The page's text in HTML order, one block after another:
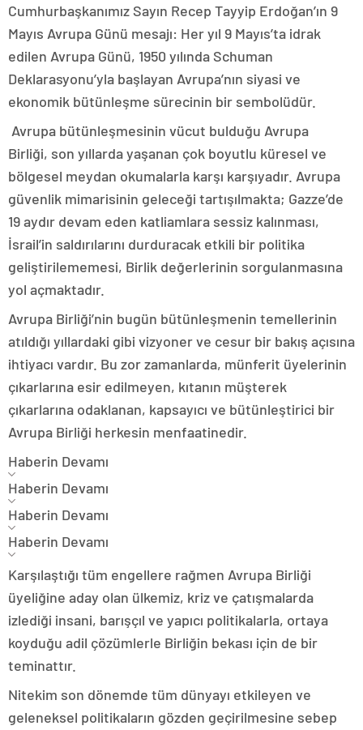
Cumhurbaşkanımız Sayın Recep Tayyip Erdoğan’ın 9
Mayıs Avrupa Günü mesajı: Her yıl 9 Mayıs’ta idrak
edilen Avrupa Günü, 1950 yılında Schuman
Deklarasyonu’yla başlayan Avrupa’nın siyasi ve
ekonomik bütünleşme sürecinin bir sembolüdür.
Avrupa bütünleşmesinin vücut bulduğu Avrupa
Birliği, son yıllarda yaşanan çok boyutlu küresel ve
bölgesel meydan okumalarla karşı karşıyadır. Avrupa
güvenlik mimarisinin geleceği tartışılmakta; Gazze’de
19 aydır devam eden katliamlara sessiz kalınması,
İsrail’in saldırılarını durduracak etkili bir politika
geliştirilememesi, Birlik değerlerinin sorgulanmasına
yol açmaktadır.
Avrupa Birliği’nin bugün bütünleşmenin temellerinin
atıldığı yıllardaki gibi vizyoner ve cesur bir bakış açısına
ihtiyacı vardır. Bu zor zamanlarda, münferit üyelerinin
çıkarlarına esir edilmeyen, kıtanın müşterek
çıkarlarına odaklanan, kapsayıcı ve bütünleştirici bir
Avrupa Birliği herkesin menfaatinedir.
Haberin Devamı
Haberin Devamı
Haberin Devamı
Haberin Devamı
Karşılaştığı tüm engellere rağmen Avrupa Birliği
üyeliğine aday olan ülkemiz, kriz ve çatışmalarda
izlediği insani, barışçıl ve yapıcı politikalarla, ortaya
koyduğu adil çözümlerle Birliğin bekası için de bir
teminattır.
Nitekim son dönemde tüm dünyayı etkileyen ve
geleneksel politikaların gözden geçirilmesine sebep